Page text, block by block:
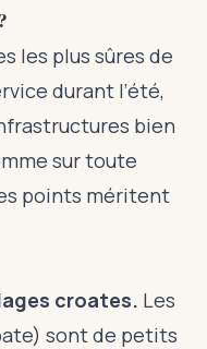
les plus sûres de
durant l’été,
bien
sur toute
points méritent
croates. Les
sont de petits